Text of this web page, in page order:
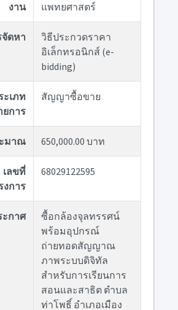
งาน
แพทยศาสตร์
ดหา
วิธีประกวดราคา
อิเล็กทรอนิกส์ (e-
bidding)
ะเภท
ยการ
สัญญาซื้อขาย
มาณ 650,000.00 บาท
เลขที่
งการ
68029122595
กาศ
ซื้อกล้องจุลทรรศน์
พร้อมอุปกรณ์
ถ่ายทอดสัญญาณ
ภาพระบบดิจิทัล
สำหรับการเรียนการ
สอนและสาธิต ตำบล
ท่าโพธิ์ อำเภอเมือง